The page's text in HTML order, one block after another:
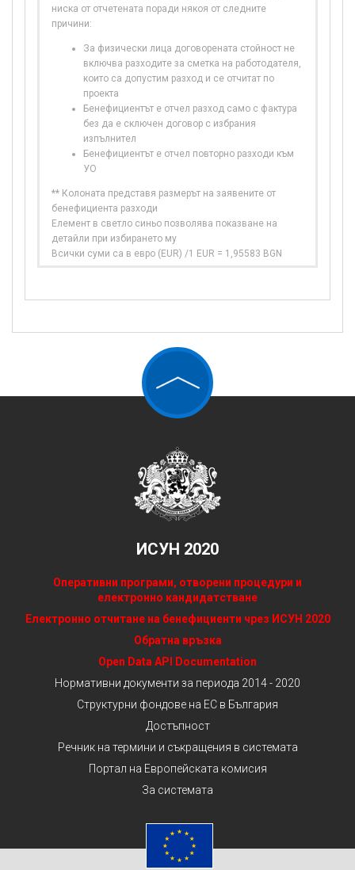
ниска от отчетената поради някоя от следните
причини:
За физически лица договорената стойност не
включва разходите за сметка на работодателя,
които са допустим разход и се отчитат по
проекта
Бенефициентът е отчел разход само с фактура
без да е сключен договор с избрания
изпълнител
Бенефициентът е отчел повторно разходи към
УО
** Колоната представя размерът на заявените от
бенефициента разходи
Елемент в светло синьо позволява показване на
детайли при избирането му
Всички суми са в евро (EUR) /1 EUR = 1,95583 BGN
ИСУН 2020
Оперативни програми, отворени процедури и
електронно кандидатстване
Електронно отчитане на бенефициенти чрез ИСУН 2020
Обратна връзка
Open Data API Documentation
Нормативни документи за периода 2014 - 2020
Структурни фондове на ЕС в България
Достъпност
Речник на термини и съкращения в системата
Портал на Европейската комисия
За системата